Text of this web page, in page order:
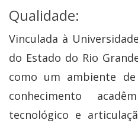
Qualidade:
Vinculada à
do Estado do Rio
como um ambiente
conhecimento
tecnológico e